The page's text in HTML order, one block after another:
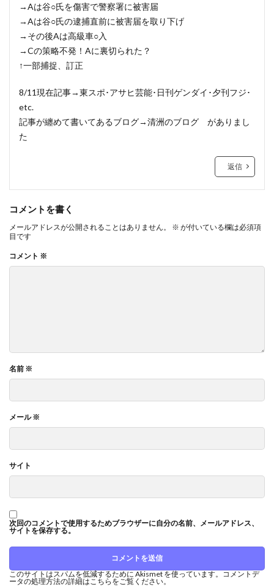
→Aは谷○氏を傷害で警察署に被害届
→Aは谷○氏の逮捕直前に被害届を取り下げ
→その後Aは高級車○入
→Cの策略不発！Aに裏切られた？
↑一部捕捉、訂正
8/11現在記事→東スポ･アサヒ芸能･日刊ゲンダイ･夕刊フジ･
etc.
記事が纏めて書いてあるブログ→清洲のブログ がありまし
た
返信
コメントを書く
メールアドレスが公開されることはありません。 ※ が付いている欄は必須項
目です
コメント ※
名前 ※
メール※
サイト
次回のコメントで使用するためブラウザーに自分の名前、メールアドレス、
サイトを保存する。
このサイトはスパムを低減するために Akismet を使っています。コメントデ
ータの処理方法の詳細はこちらをご覧ください。